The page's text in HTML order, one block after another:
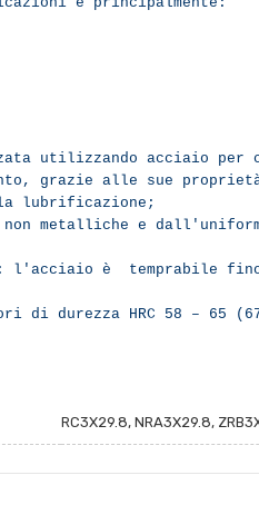
utilizzando acciaio per
grazie alle sue
lubrificazione;
metalliche e
è temprabile
HRC 58 – 65
RC3X29.8, NRA3X29.8,